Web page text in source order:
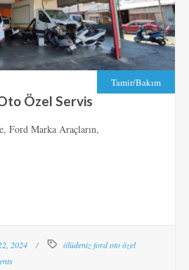
Tamir/Bakım
Özel Servis
Ford Marka Araçların,
2024
ölüdeniz ford oto özel